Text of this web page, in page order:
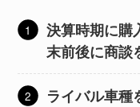
決算時期に購
末前後に商談
ライバル車種